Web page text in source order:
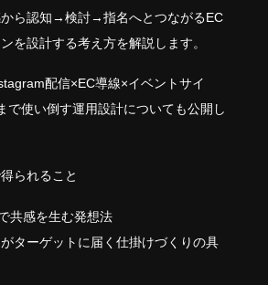
から認知→検討→指名へとつながるEC
を設計する考え方を解説します。
配信×EC導線×イベントサイ
で使い倒す運用設計についても公開し
られること
共感を生む発想法
がターゲットに届く仕掛けづくりの具